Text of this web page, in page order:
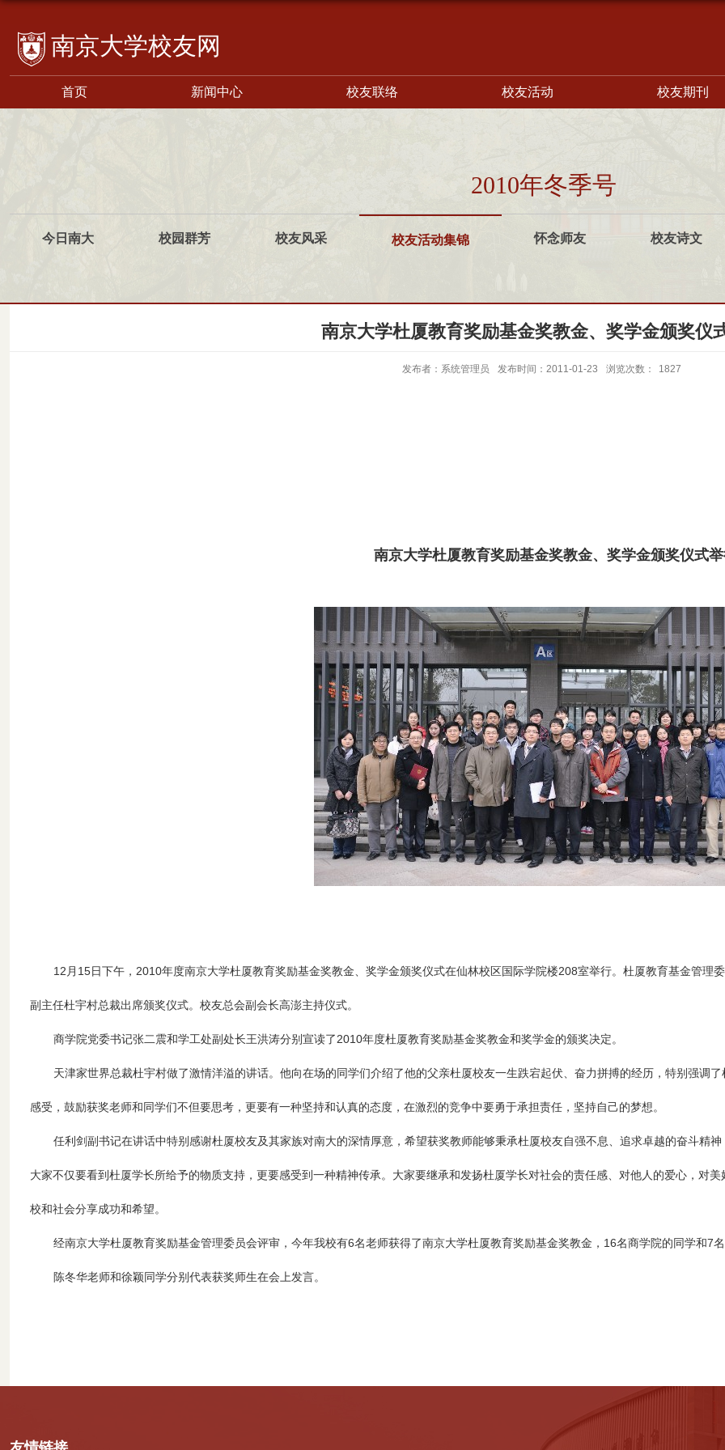
校友网
首页 新闻中心 校友联络 校友活动 校友期刊
2010年冬季号
今日南大 校园群芳 校友风采 校友活动集锦 怀念师友 校友诗文
南京大学杜厦教育奖励基金奖教金、奖学金颁奖仪
发布者：系统管理员 发布时间：2011-01-23 浏览次数： 1827
南京大学杜厦教育奖励基金奖教金、奖学金颁奖仪式
12月15日下午，2010年度南京大学杜厦教育奖励基金奖教金、奖学金颁奖仪式在仙林校区国际学院楼208室举行。杜厦教育基金管理
副主任杜宇村总裁出席颁奖仪式。校友总会副会长高澎主持仪式。
商学院党委书记张二震和学工处副处长王洪涛分别宣读了2010年度杜厦教育奖励基金奖教金和奖学金的颁奖决定。
天津家世界总裁杜宇村做了激情洋溢的讲话。他向在场的同学们介绍了他的父亲杜厦校友一生跌宕起伏、奋力拼搏的经历，特别强调
感受，鼓励获奖老师和同学们不但要思考，更要有一种坚持和认真的态度，在激烈的竞争中要勇于承担责任，坚持自己的梦想。
任利剑副书记在讲话中特别感谢杜厦校友及其家族对南大的深情厚意，希望获奖教师能够秉承杜厦校友自强不息、追求卓越的奋斗精
大家不仅要看到杜厦学长所给予的物质支持，更要感受到一种精神传承。大家要继承和发扬杜厦学长对社会的责任感、对他人的爱心，对
校和社会分享成功和希望。
经南京大学杜厦教育奖励基金管理委员会评审，今年我校有6名老师获得了南京大学杜厦教育奖励基金奖教金，16名商学院的同学和7
陈冬华老师和徐颖同学分别代表获奖师生在会上发言。